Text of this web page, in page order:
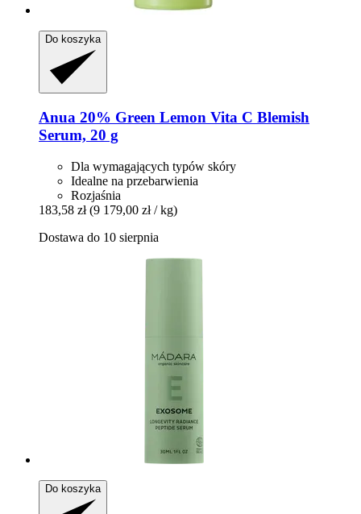
Do koszyka
Anua 20% Green Lemon Vita C Blemish
Serum, 20 g
Dla wymagających typów skóry
Idealne na przebarwienia
Rozjaśnia
183,58 zł (9 179,00 zł / kg)
Dostawa do 10 sierpnia
Do koszyka